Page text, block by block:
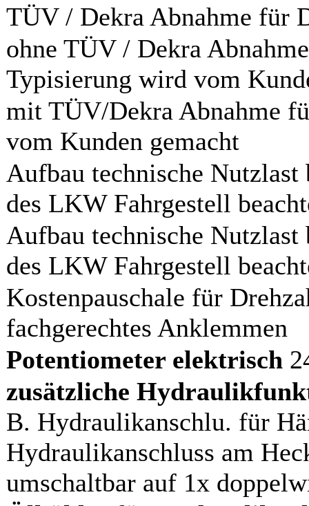
TÜV / Dekra Abnahme für
ohne TÜV / Dekra
Typisierung wird vom
mit TÜV/Dekra Abnahme
vom Kunden gemacht
Aufbau technische
des LKW Fahrgestell
Aufbau technische
des LKW Fahrgestell
Kostenpauschale für
fachgerechtes Anklemmen
Potentiometer elektrisch
zusätzliche
B. Hydraulikanschlu. für
Hydraulikanschluss am
umschaltbar auf 1x